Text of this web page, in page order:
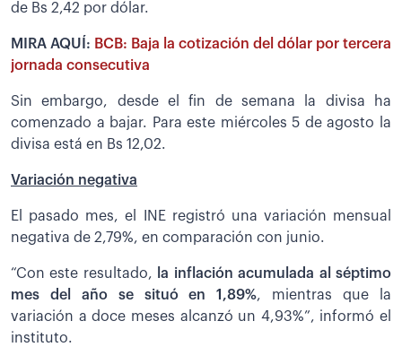
de Bs 2,42 por dólar.
MIRA AQUÍ: BCB: Baja la cotización del dólar por tercera
jornada consecutiva
Sin embargo, desde el fin de semana la divisa ha
comenzado a bajar. Para este miércoles 5 de agosto la
divisa está en Bs 12,02.
Variación negativa
El pasado mes, el INE registró una variación mensual
negativa de 2,79%, en comparación con junio.
“Con este resultado,
la inflación acumulada al séptimo
mes del año se situó en 1,89%, mientras que la
variación a doce meses alcanzó un 4,93%”, informó el
instituto.